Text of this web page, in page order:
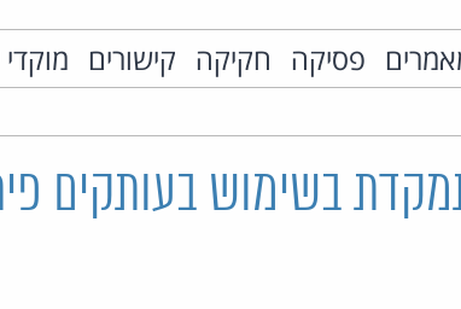
פסיקה חקיקה קישורים
בשימוש בעותקים